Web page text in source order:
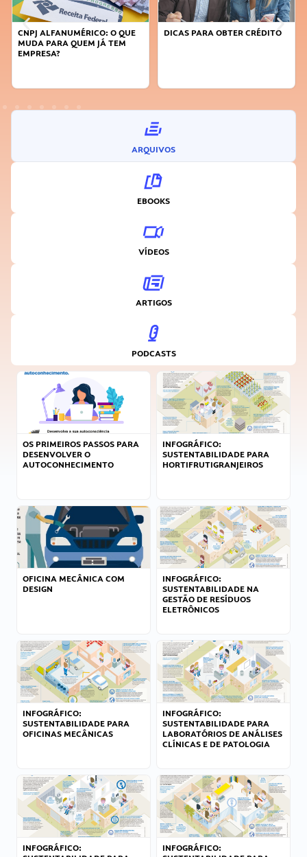
CNPJ ALFANUMÉRICO: O QUE
MUDA PARA QUEM JÁ TEM
EMPRESA?
DICAS PARA OBTER CRÉDITO
ARQUIVOS
EBOOKS
VÍDEOS
ARTIGOS
PODCASTS
OS PRIMEIROS PASSOS PARA
DESENVOLVER O
AUTOCONHECIMENTO
INFOGRÁFICO:
SUSTENTABILIDADE PARA
HORTIFRUTIGRANJEIROS
OFICINA MECÂNICA COM
DESIGN
INFOGRÁFICO:
SUSTENTABILIDADE NA
GESTÃO DE RESÍDUOS
ELETRÔNICOS
INFOGRÁFICO:
SUSTENTABILIDADE PARA
OFICINAS MECÂNICAS
INFOGRÁFICO:
SUSTENTABILIDADE PARA
LABORATÓRIOS DE ANÁLISES
CLÍNICAS E DE PATOLOGIA
INFOGRÁFICO:
INFOGRÁFICO: